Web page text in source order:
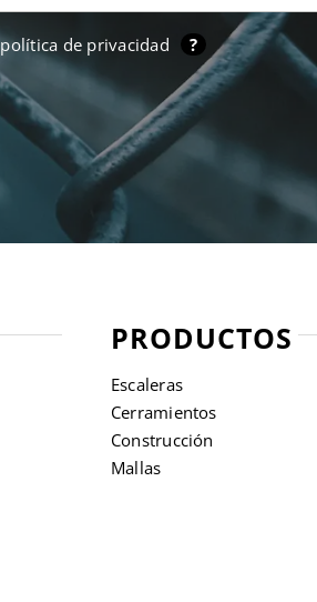
política de privacidad ?
PRODUCTOS
Escaleras
Cerramientos
Construcción
Mallas